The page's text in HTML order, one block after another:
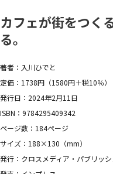
カフェが街をつく
る。
著者：入川ひでと
定価：1738円（1580円＋税10％）
発行日：2024年2月11日
ISBN：9784295409342
ページ数：184ページ
サイズ：188×130（mm）
発行：クロスメディア・パブリッ